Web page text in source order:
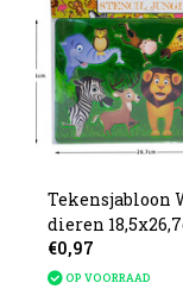
Tekensjabloon
dieren
€0,97
OP VOORRAAD